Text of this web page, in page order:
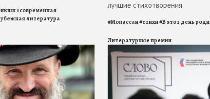
#современная
литература
лучшие стихотворения
#Мопассан#стихи#В этот день
Литературные премии